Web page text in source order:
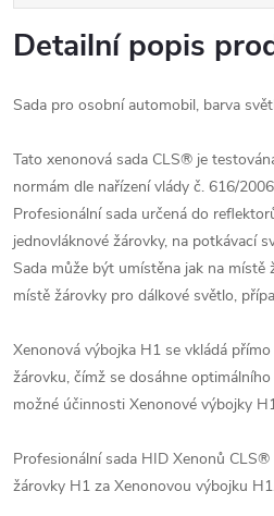
Detailní popis
Sada pro osobní automobil, barva
Tato xenonová sada CLS® je
normám dle nařízení vlády č. 616/
Profesionální sada určená do
jednovláknové žárovky, na potkávací
Sada může být umístěna jak na
místě žárovky pro dálkové světlo,
Xenonová výbojka H1 se vkládá
žárovku, čímž se dosáhne
možné účinnosti Xenonové výbojky
Profesionální sada HID Xenonů
žárovky H1 za Xenonovou výbojku